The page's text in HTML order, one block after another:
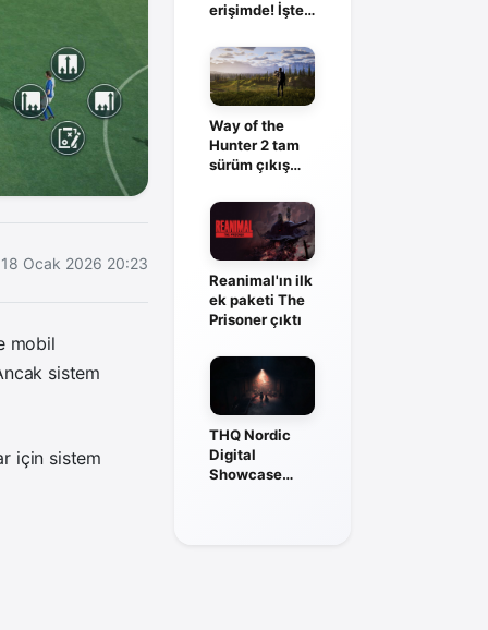
18 Ocak 2026 20:23
mobil
sistem
için sistem
erişimde! İşte
Way of the
Hunter 2 tam
sürüm çıkış
Reanimal'ın ilk
ek paketi The
Prisoner çıktı
THQ Nordic
Digital
Showcase